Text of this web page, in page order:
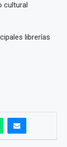
cultural
librerías